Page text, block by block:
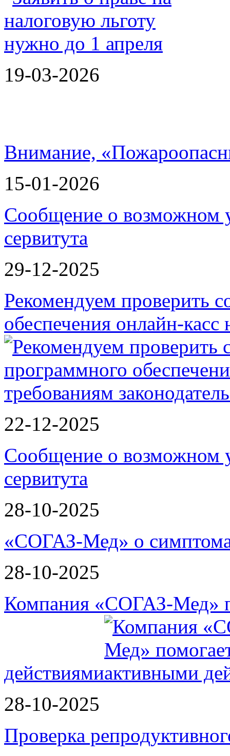
19-03-2026
Внимание,
15-01-2026
Сообщение о возможном
сервитута
29-12-2025
Рекомендуем проверить
обеспечения онлайн-
22-12-2025
Сообщение о возможном
сервитута
28-10-2025
«СОГАЗ-Мед» о
28-10-2025
Компания «СОГАЗ-Мед»
действиями
28-10-2025
Проверка